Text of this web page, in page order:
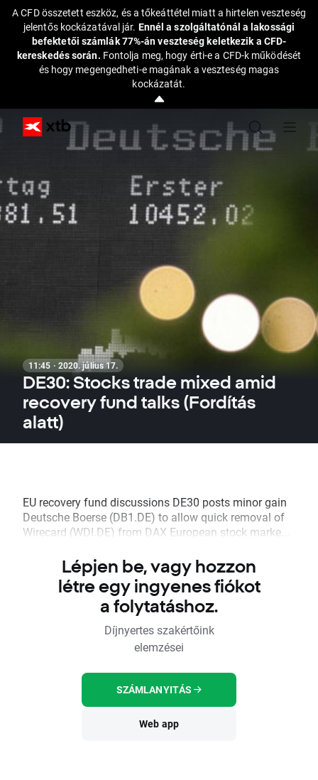
A CFD összetett eszköz, és a tőkeáttétel miatt a hirtelen veszteség
jelentős kockázatával jár. Ennél a szolgáltatónál a lakossági
befektetői számlák 77%-án veszteség keletkezik a CFD-
kereskedés során. Fontolja meg, hogy érti-e a CFD-k működését
és hogy megengedheti-e magának a veszteség magas
kockázatát.
11:45 · 2020. július 17.
DE30: Stocks trade mixed amid
recovery fund talks (Fordítás
alatt)
EU recovery fund discussions DE30 posts minor gain
Deutsche Boerse (DB1.DE) to allow quick removal of
Wirecard (WDI.DE) from DAX European stock marke...
Lépjen be, vagy hozzon
létre egy ingyenes fiókot
a folytatáshoz.
Díjnyertes szakértőink
elemzései
SZÁMLANYITÁS
Web app